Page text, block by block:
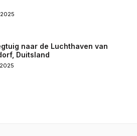
naar de Luchthaven van
Duitsland